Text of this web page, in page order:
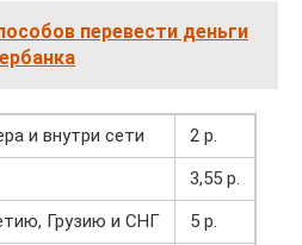
перевести деньги
и внутри сети
2 р.
3,55 р.
Грузию и СНГ
5 р.